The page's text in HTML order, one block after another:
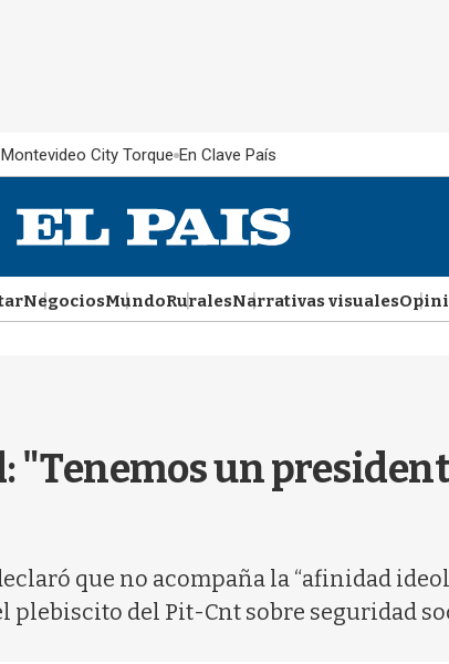
City Torque En Clave País
NegociosMundoRuralesNarrativas visuales
"Tenemos un
que no acompaña la “afinidad
plebiscito del Pit-Cnt sobre seguridad